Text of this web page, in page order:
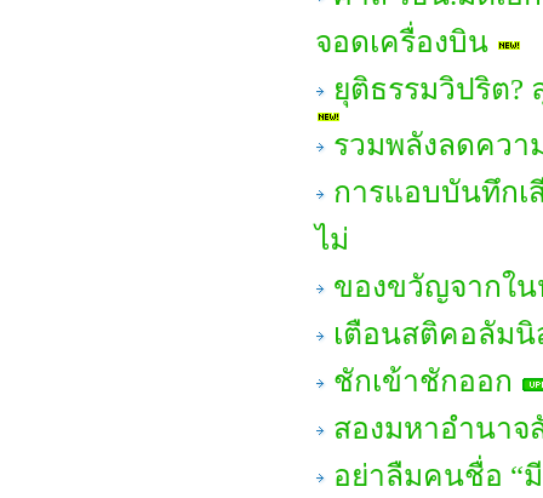
จอดเครื่องบิน
ยุติธรรมวิปริต?
รวมพลังลดควา
การแอบบันทึกเ
ไม่
ของขวัญจากใน
เตือนสติคอลัมนิ
ชักเข้าชักออก
สองมหาอำนาจ
อย่าลืมคนชื่อ “